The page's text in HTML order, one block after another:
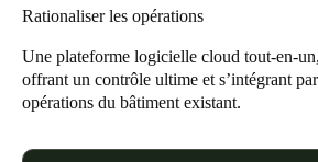
English
Ireland
English
Rationaliser les opérations
Une plateforme logicielle cloud tout-en-un,
offrant un contrôle ultime et s’intégrant
opérations du bâtiment existant.